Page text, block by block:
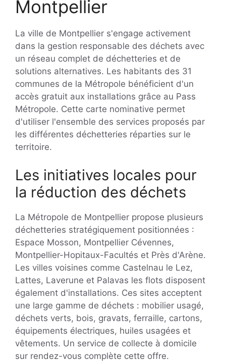
Montpellier
La ville de Montpellier s'engage activement
dans la gestion responsable des déchets avec
un réseau complet de déchetteries et de
solutions alternatives. Les habitants des 31
communes de la Métropole bénéficient d'un
accès gratuit aux installations grâce au Pass
Métropole. Cette carte nominative permet
d'utiliser l'ensemble des services proposés par
les différentes déchetteries réparties sur le
territoire.
Les initiatives locales pour
la réduction des déchets
La Métropole de Montpellier propose plusieurs
déchetteries stratégiquement positionnées :
Espace Mosson, Montpellier Cévennes,
Montpellier-Hopitaux-Facultés et Près d'Arène.
Les villes voisines comme Castelnau le Lez,
Lattes, Laverune et Palavas les flots disposent
également d'installations. Ces sites acceptent
une large gamme de déchets : mobilier usagé,
déchets verts, bois, gravats, ferraille, cartons,
équipements électriques, huiles usagées et
vêtements. Un service de collecte à domicile
sur rendez-vous complète cette offre.